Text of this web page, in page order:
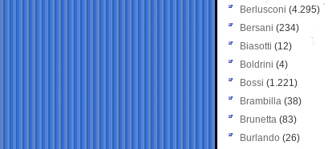
Berlusconi (4.295)
Bersani (234)
Biasotti (12)
Boldrini (4)
Bossi (1.221)
Brambilla (38)
Brunetta (83)
Burlando (26)